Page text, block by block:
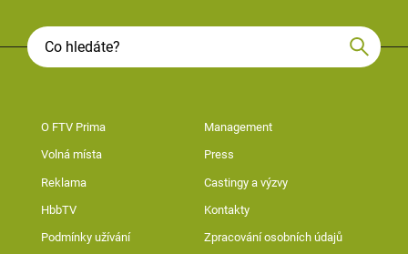
O FTV Prima Management
Volná místa Press
Reklama Castingy a výzvy
HbbTV Kontakty
Podmínky užívání Zpracování osobních údajů